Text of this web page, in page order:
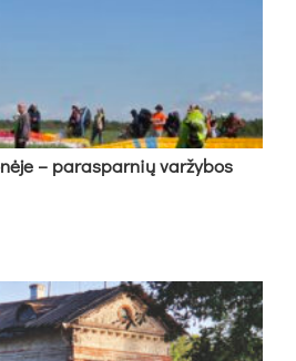
– pa­ras­par­nių var­žy­bos